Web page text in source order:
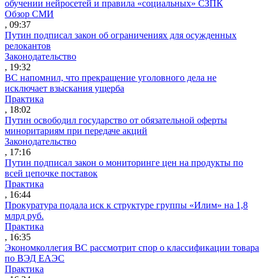
обучении нейросетей и правила «социальных» СЗПК
Обзор СМИ
, 09:37
Путин подписал закон об ограничениях для осужденных
релокантов
Законодательство
, 19:32
ВС напомнил, что прекращение уголовного дела не
исключает взыскания ущерба
Практика
, 18:02
Путин освободил государство от обязательной оферты
миноритариям при передаче акций
Законодательство
, 17:16
Путин подписал закон о мониторинге цен на продукты по
всей цепочке поставок
Практика
, 16:44
Прокуратура подала иск к структуре группы «Илим» на 1,8
млрд руб.
Практика
, 16:35
Экономколлегия ВС рассмотрит спор о классификации товара
по ВЭД ЕАЭС
Практика